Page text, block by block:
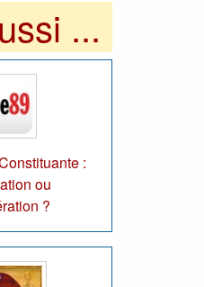
...
:
ou
?